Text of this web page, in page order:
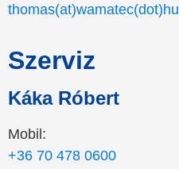
thomas(at)wamatec(dot)hu
Szerviz
Káka Róbert
Mobil:
+36 70 478 0600